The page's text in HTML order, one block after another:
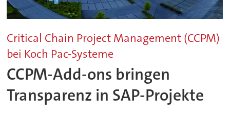
Critical Chain Project Management (CCPM)
bei Koch Pac-Systeme
CCPM-Add-ons bringen
Transparenz in SAP-Projekte